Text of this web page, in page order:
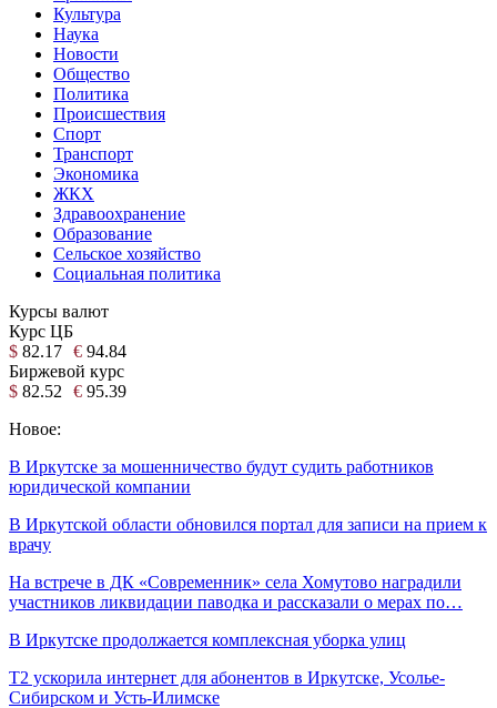
Культура
Наука
Новости
Общество
Политика
Происшествия
Спорт
Транспорт
Экономика
ЖКХ
Здравоохранение
Образование
Сельское хозяйство
Социальная политика
Курсы валют
Курс ЦБ
$ 82.17 € 94.84
Биржевой курс
$ 82.52 € 95.39
Новое:
В Иркутске за мошенничество будут судить работников
юридической компании
В Иркутской области обновился портал для записи на прием к
врачу
На встрече в ДК «Современник» села Хомутово наградили
участников ликвидации паводка и рассказали о мерах по…
В Иркутске продолжается комплексная уборка улиц
T2 ускорила интернет для абонентов в Иркутске, Усолье-
Сибирском и Усть-Илимске